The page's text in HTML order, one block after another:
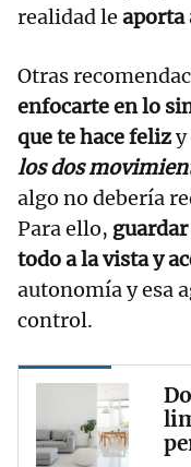
realidad le aporta
Otras
enfocarte en lo
que te hace felizy
los dos
algo no debería
Para ello, guardar
todo a la vista y
autonomía y esa
control.